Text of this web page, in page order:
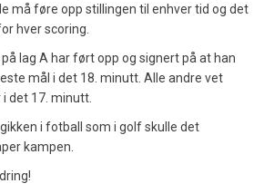
må føre opp stillingen til enhver tid og det
hver scoring.
på lag A har ført opp og signert på at han
mål i det 18. minutt. Alle andre vet
det 17. minutt.
i fotball som i golf skulle det
kampen.